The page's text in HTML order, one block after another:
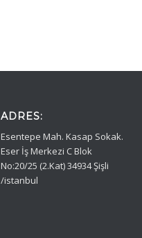
ADRES:
Esentepe Mah. Kasap Sokak.
Eser İş Merkezi C Blok
No:20/25 (2.Kat) 34934 Şişli
/istanbul